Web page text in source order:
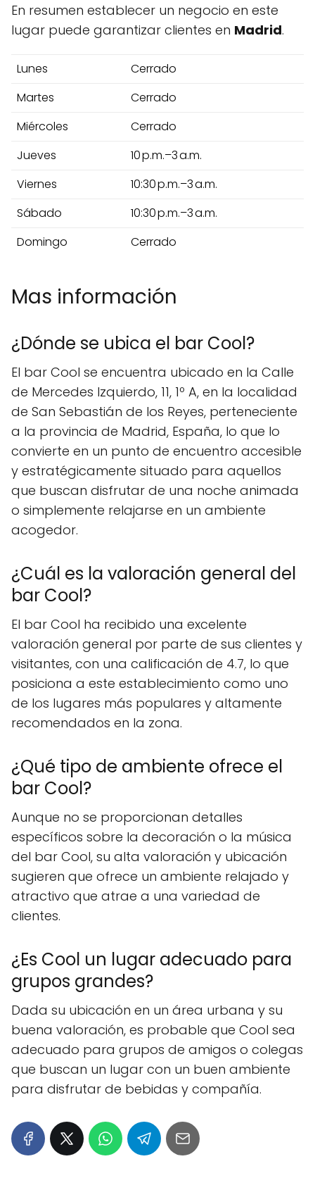
En resumen establecer un negocio en este
lugar puede garantizar clientes en Madrid.
Lunes
Cerrado
Martes
Cerrado
Miércoles
Cerrado
Jueves
10 p.m.–3 a.m.
Viernes
10:30 p.m.–3 a.m.
Sábado
10:30 p.m.–3 a.m.
Domingo
Cerrado
Mas información
¿Dónde se ubica el bar Cool?
El bar Cool se encuentra ubicado en la Calle
de Mercedes Izquierdo, 11, 1º A, en la localidad
de San Sebastián de los Reyes, perteneciente
a la provincia de Madrid, España, lo que lo
convierte en un punto de encuentro accesible
y estratégicamente situado para aquellos
que buscan disfrutar de una noche animada
o simplemente relajarse en un ambiente
acogedor.
¿Cuál es la valoración general del
bar Cool?
El bar Cool ha recibido una excelente
valoración general por parte de sus clientes y
visitantes, con una calificación de 4.7, lo que
posiciona a este establecimiento como uno
de los lugares más populares y altamente
recomendados en la zona.
¿Qué tipo de ambiente ofrece el
bar Cool?
Aunque no se proporcionan detalles
específicos sobre la decoración o la música
del bar Cool, su alta valoración y ubicación
sugieren que ofrece un ambiente relajado y
atractivo que atrae a una variedad de
clientes.
¿Es Cool un lugar adecuado para
grupos grandes?
Dada su ubicación en un área urbana y su
buena valoración, es probable que Cool sea
adecuado para grupos de amigos o colegas
que buscan un lugar con un buen ambiente
para disfrutar de bebidas y compañía.